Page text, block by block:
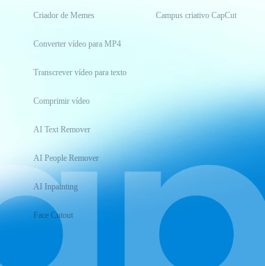
Criador de Memes
Converter vídeo para MP4
Transcrever vídeo para texto
Comprimir vídeo
AI Text Remover
AI People Remover
AI Inpainting
Face Cutout
Campus criativo CapCut